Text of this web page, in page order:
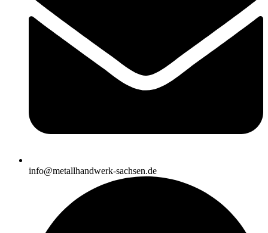
info@metallhandwerk-sachsen.de